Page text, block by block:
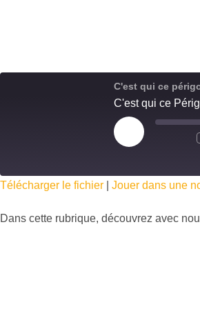
C'est qui ce
C'est qui ce
Télécharger le fichier Jouer dans une
Dans cette rubrique, découvrez avec